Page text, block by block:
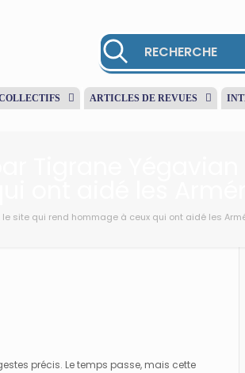
ARTICLES DE REVUES
site qui rend hommage à ceux qui ont aidé les
précis. Le temps passe, mais cette